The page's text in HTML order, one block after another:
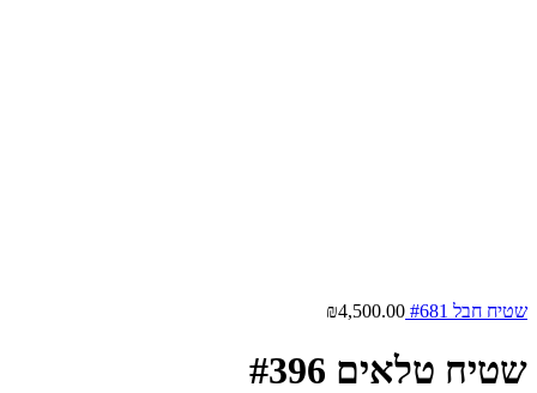
שטיח חבל #681 ₪4,500.00
שטיח טלאים #396